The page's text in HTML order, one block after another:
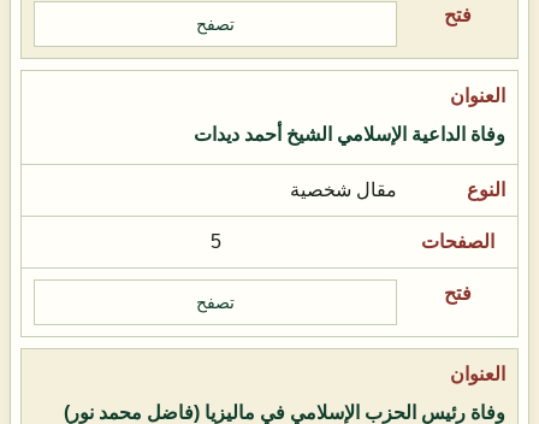
تصفح
وفاة الداعية الإسلامي الشيخ أحمد ديدات
مقال شخصية
5
تصفح
وفاة رئيس الحزب الإسلامي في ماليزيا (فاضل محمد نور)